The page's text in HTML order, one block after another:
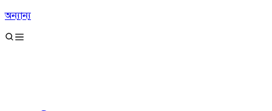
অন্যান্য